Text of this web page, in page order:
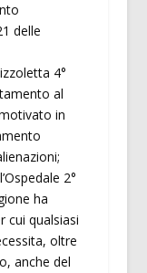
delle
4°
al
in
2°
ha
cui qualsiasi
oltre
anche del